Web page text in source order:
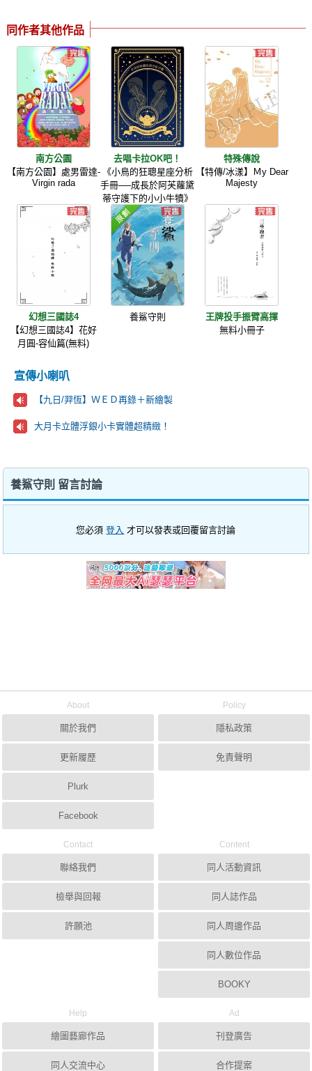
同作者其他作品
南方公園
【南方公園】處男雷達-
Virgin rada
去唱卡拉OK吧！
《小鳥的狂聰星座分析
手冊──成長於阿芙蘿黛
蒂守護下的小小牛犢》
特殊傳說
【特傳/冰漾】Ｍy Dear
Majesty
幻想三國誌4
【幻想三國誌4】花好
月圓-容仙篇(無料)
養鯊守則
王牌投手振臂高揮
無料小冊子
宣傳小喇叭
【九日/羿恆】ＷＥＤ再錄＋新繪製
大月卡立體浮銀小卡實體超精緻！
養鯊守則 留言討論
您必須登入 才可以發表或回覆留言討論
About
關於我們
更新履歷
Plurk
Facebook
Policy
隱私政策
免責聲明
Contact
聯絡我們
檢舉與回報
許願池
Content
同人活動資訊
同人誌作品
同人周邊作品
同人數位作品
BOOKY
Help
繪圖藝廊作品
同人交流中心
Ad
刊登廣告
合作提案